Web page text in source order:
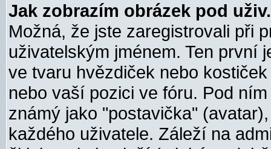
Jak zobrazím obrázek pod
Možná, že jste zaregistrovali při
uživatelským jménem. Ten první
ve tvaru hvězdiček nebo
nebo vaší pozici ve fóru. Pod
známý jako "postavička"
každého uživatele. Záleží na